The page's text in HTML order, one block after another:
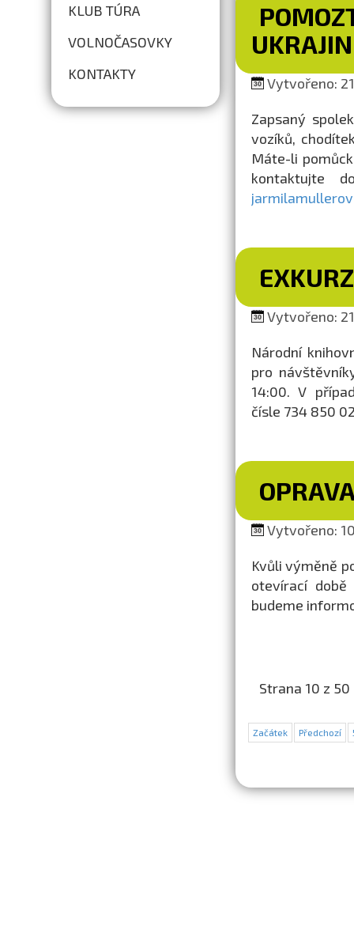
KLUB TÚRA
VOLNOČASOVKY
KONTAKTY
Vytvořeno:
Zapsaný
vozíků,
Máte-li
kontaktujte
Vytvořeno:
Národní
pro
14:00. V
čísle 734 850
Vytvořeno:
Kvůli výměně
otevírací době
budeme
Strana 10 z 50
Začátek Předchozí